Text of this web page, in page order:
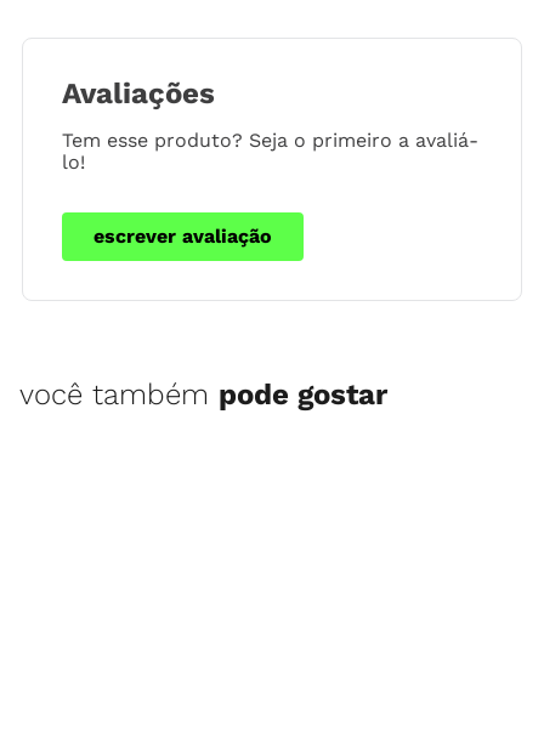
Avaliações
Tem esse produto? Seja o primeiro a avaliá-
lo!
escrever avaliação
você também pode gostar